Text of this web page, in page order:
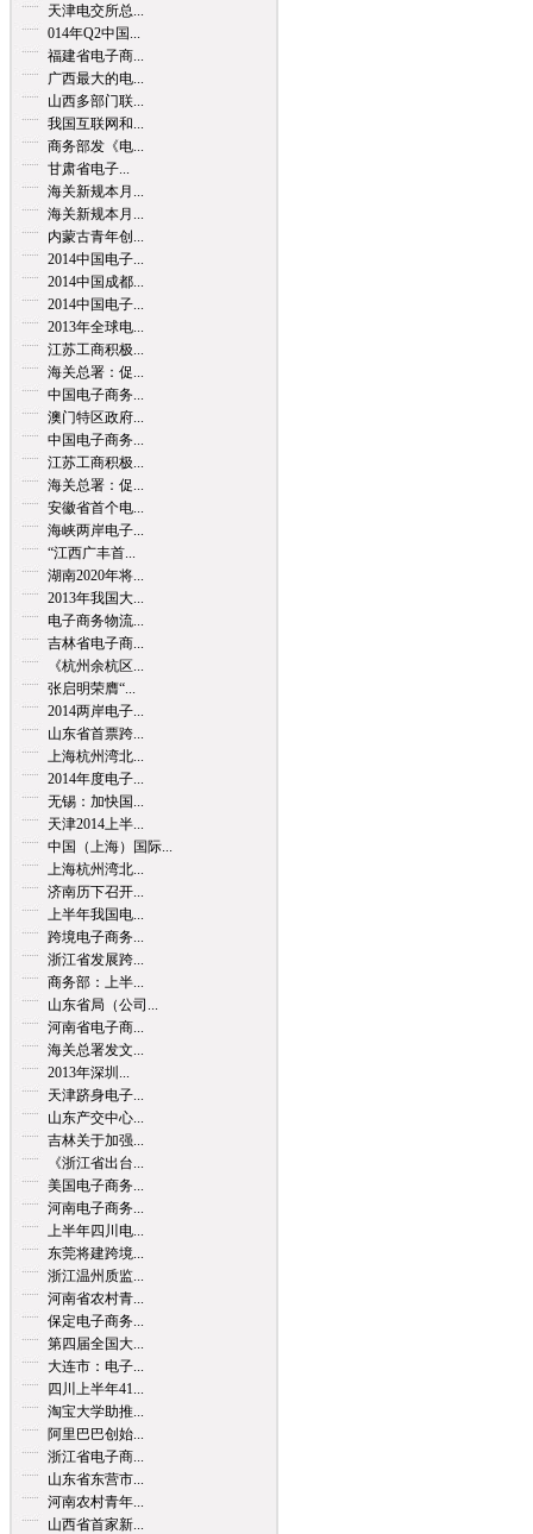
天津电交所总...
014年Q2中国...
福建省电子商...
广西最大的电...
山西多部门联...
我国互联网和...
商务部发《电...
甘肃省电子...
海关新规本月...
海关新规本月...
内蒙古青年创...
2014中国电子...
2014中国成都...
2014中国电子...
2013年全球电...
江苏工商积极...
海关总署：促...
中国电子商务...
澳门特区政府...
中国电子商务...
江苏工商积极...
海关总署：促...
安徽省首个电...
海峡两岸电子...
“江西广丰首...
湖南2020年将...
2013年我国大...
电子商务物流...
吉林省电子商...
《杭州余杭区...
张启明荣膺“...
2014两岸电子...
山东省首票跨...
上海杭州湾北...
2014年度电子...
无锡：加快国...
天津2014上半...
中国（上海）国际...
上海杭州湾北...
济南历下召开...
上半年我国电...
跨境电子商务...
浙江省发展跨...
商务部：上半...
山东省局（公司...
河南省电子商...
海关总署发文...
2013年深圳...
天津跻身电子...
山东产交中心...
吉林关于加强...
《浙江省出台...
美国电子商务...
河南电子商务...
上半年四川电...
东莞将建跨境...
浙江温州质监...
河南省农村青...
保定电子商务...
第四届全国大...
大连市：电子...
四川上半年41...
淘宝大学助推...
阿里巴巴创始...
浙江省电子商...
山东省东营市...
河南农村青年...
山西省首家新...